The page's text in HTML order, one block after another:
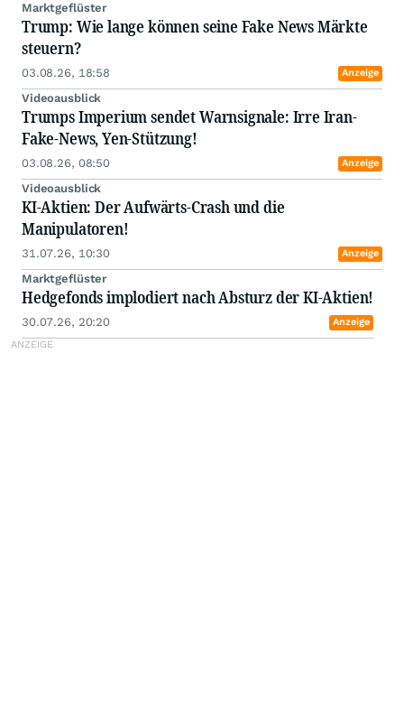
Marktgeflüster
Trump: Wie lange können seine Fake News Märkte
steuern?
03.08.26, 18:58 Anzeige
Videoausblick
Trumps Imperium sendet Warnsignale: Irre Iran-
Fake-News, Yen-Stützung!
03.08.26, 08:50 Anzeige
Videoausblick
KI-Aktien: Der Aufwärts-Crash und die
Manipulatoren!
31.07.26, 10:30 Anzeige
Marktgeflüster
Hedgefonds implodiert nach Absturz der KI-Aktien!
30.07.26, 20:20 Anzeige